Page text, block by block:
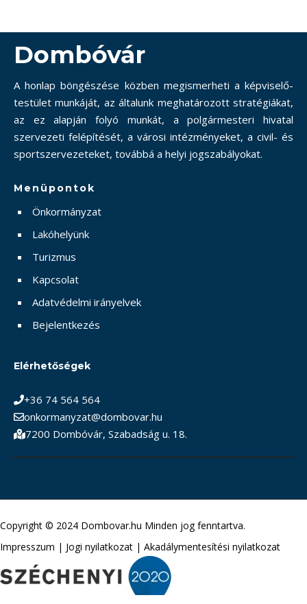
Dombóvár
A honlap böngészése közben megismerheti a képviselő-
testület munkáját, az általunk meghatározott stratégiákat,
az ez alapján folyó munkát, a polgármesteri hivatal
szervezeti felépítését, a városi intézményeket, a civil- és
sportszervezeteket, továbbá a helyi jogszabályokat.
Menüpontok
Önkormányzat
Lakóhelyünk
Turizmus
Kapcsolat
Adatvédelmi irányelvek
Bejelentkezés
Elérhetőségek
+36 74 564 564
onkormanyzat@dombovar.hu
7200 Dombóvár, Szabadság u. 18.
Copyright © 2024 Dombovar.hu Minden jog fenntartva.
Impresszum | Jogi nyilatkozat | Akadálymentesítési nyilatkozat